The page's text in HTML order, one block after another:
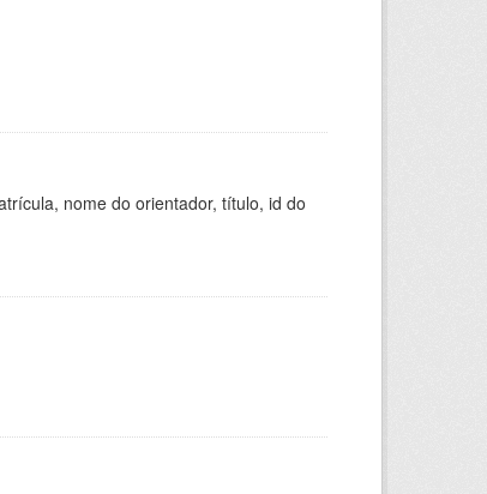
nome do orientador, título, id do